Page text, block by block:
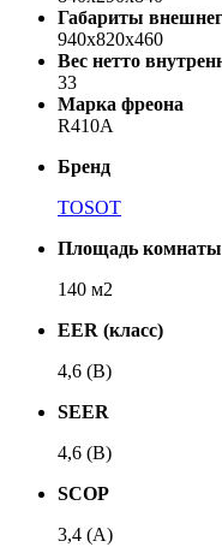
Габариты
940x820x460
Вес нетто
33
Марка фреона
R410A
Бренд
TOSOT
Площадь комнаты
140 м2
EER (класс)
4,6 (B)
SEER
4,6 (B)
SCOP
3,4 (A)